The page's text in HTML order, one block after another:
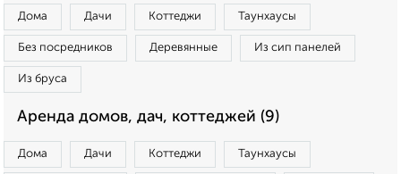
Дома Дачи Коттеджи Таунхаусы
Без посредников Деревянные Из сип панелей
Из бруса
Аренда домов, дач, коттеджей (9)
Дома Дачи Коттеджи Таунхаусы